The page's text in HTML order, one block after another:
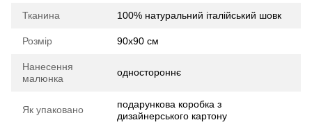
Тканина 100% натуральний італійський шовк
Розмір 90х90 см
Нанесення
малюнка
одностороннє
Як упаковано
подарункова коробка з
дизайнерського картону